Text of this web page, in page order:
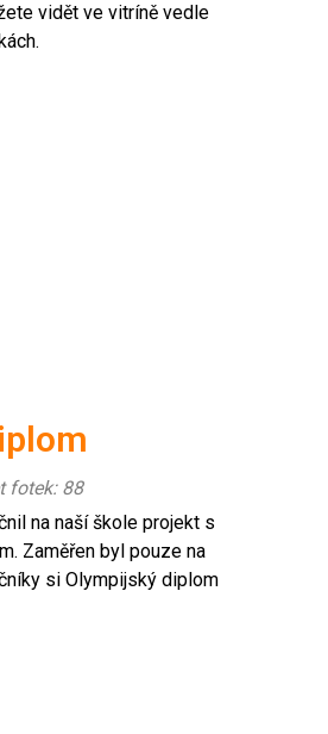
vidět ve vitríně vedle
fotek: 88
na naší škole projekt s
Zaměřen byl pouze na
si Olympijský diplom